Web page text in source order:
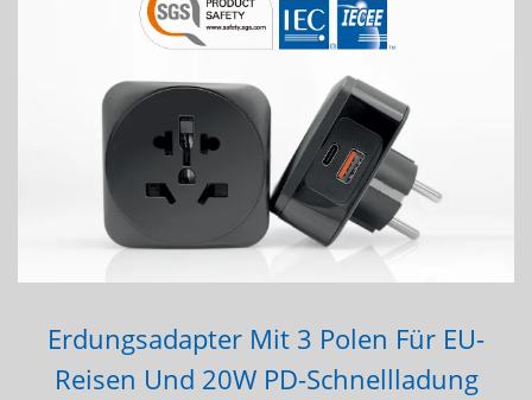
Erdungsadapter Mit 3 Polen Für EU-
Reisen Und 20W PD-Schnellladung